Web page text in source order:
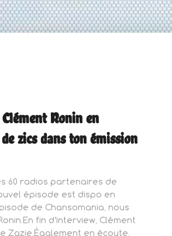
Clément Ronin en
zics dans ton émission
60 radios partenaires de
épisode est dispo en
de Chansomania, nous
fin d’interview, Clément
Zazie.Également en écoute,